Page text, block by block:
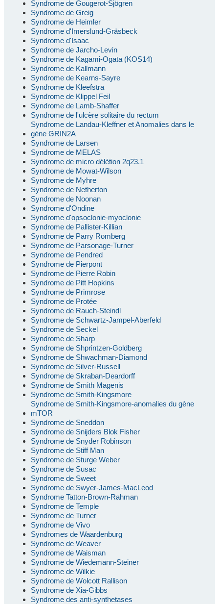
Syndrome de Gougerot-Sjögren
Syndrome de Greig
Syndrome de Heimler
Syndrome d'Imerslund-Gräsbeck
Syndrome d'Isaac
Syndrome de Jarcho-Levin
Syndrome de Kagami-Ogata (KOS14)
Syndrome de Kallmann
Syndrome de Kearns-Sayre
Syndrome de Kleefstra
Syndrome de Klippel Feil
Syndrome de Lamb-Shaffer
Syndrome de l'ulcère solitaire du rectum
Syndrome de Landau-Kleffner et Anomalies dans le
gène GRIN2A
Syndrome de Larsen
Syndrome de MELAS
Syndrome de micro délétion 2q23.1
Syndrome de Mowat-Wilson
Syndrome de Myhre
Syndrome de Netherton
Syndrome de Noonan
Syndrome d'Ondine
Syndrome d'opsoclonie-myoclonie
Syndrome de Pallister-Killian
Syndrome de Parry Romberg
Syndrome de Parsonage-Turner
Syndrome de Pendred
Syndrome de Pierpont
Syndrome de Pierre Robin
Syndrome de Pitt Hopkins
Syndrome de Primrose
Syndrome de Protée
Syndrome de Rauch-Steindl
Syndrome de Schwartz-Jampel-Aberfeld
Syndrome de Seckel
Syndrome de Sharp
Syndrome de Shprintzen-Goldberg
Syndrome de Shwachman-Diamond
Syndrome de Silver-Russell
Syndrome de Skraban-Deardorff
Syndrome de Smith Magenis
Syndrome de Smith-Kingsmore
Syndrome de Smith-Kingsmore-anomalies du gène
mTOR
Syndrome de Sneddon
Syndrome de Snijders Blok Fisher
Syndrome de Snyder Robinson
Syndrome de Stiff Man
Syndrome de Sturge Weber
Syndrome de Susac
Syndrome de Sweet
Syndrome de Swyer-James-MacLeod
Syndrome Tatton-Brown-Rahman
Syndrome de Temple
Syndrome de Turner
Syndrome de Vivo
Syndromes de Waardenburg
Syndrome de Weaver
Syndrome de Waisman
Syndrome de Wiedemann-Steiner
Syndrome de Wilkie
Syndrome de Wolcott Rallison
Syndrome de Xia-Gibbs
Syndrome des anti-synthetases